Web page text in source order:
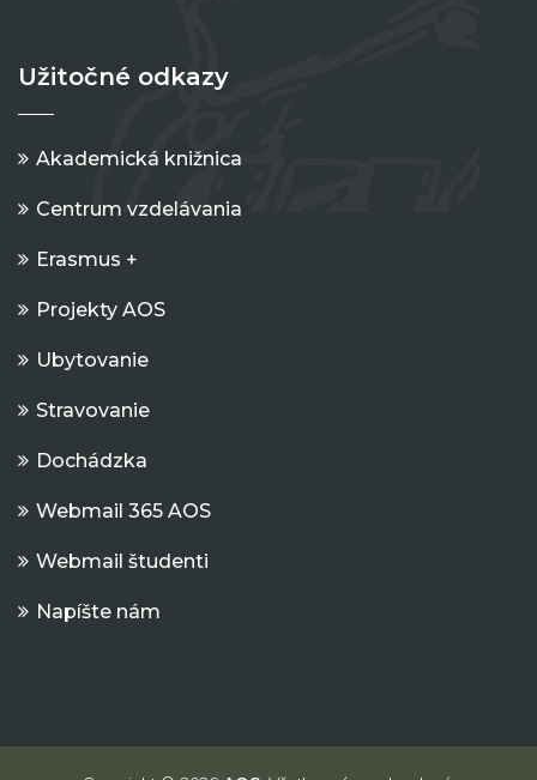
Užitočné odkazy
Akademická knižnica
Centrum vzdelávania
Erasmus +
Projekty AOS
Ubytovanie
Stravovanie
Dochádzka
Webmail 365 AOS
Webmail študenti
Napíšte nám